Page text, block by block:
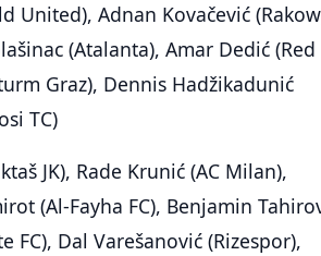
United), Adnan Kovačević
(Atalanta), Amar Dedić (Red
Graz), Dennis Hadžikadunić
TC)
JK), Rade Krunić (AC Milan),
(Al-Fayha FC), Benjamin
FC), Dal Varešanović (Rizespor),